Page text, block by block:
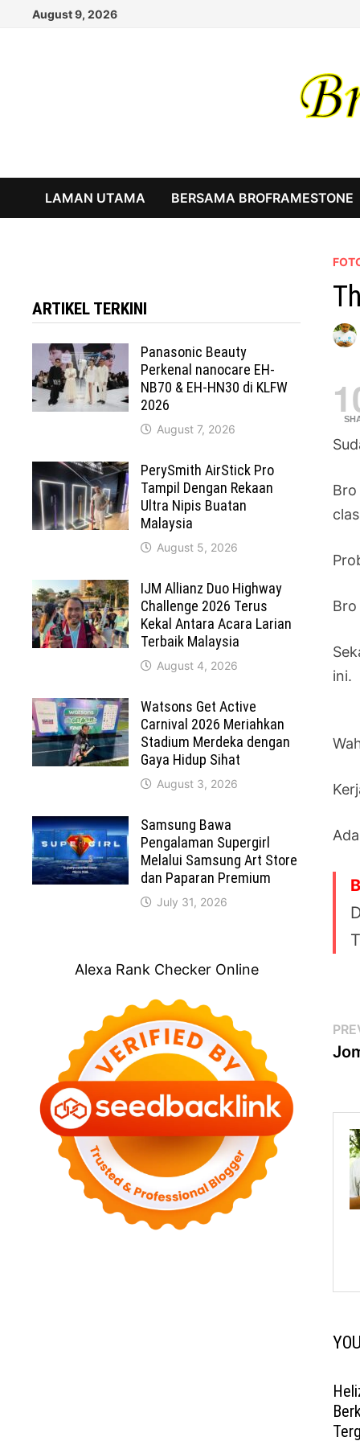
August 9, 2026
LAMAN UTAMA BERSAMA BROFRAMESTONE
ini.
ARTIKEL TERKINI
Panasonic Beauty
Perkenal nanocare EH-
NB70 & EH-HN30 di KLFW
2026
August 7, 2026
PerySmith AirStick Pro
Tampil Dengan Rekaan
Ultra Nipis Buatan
Malaysia
August 5, 2026
IJM Allianz Duo Highway
Challenge 2026 Terus
Kekal Antara Acara Larian
Terbaik Malaysia
August 4, 2026
Watsons Get Active
Carnival 2026 Meriahkan
Stadium Merdeka dengan
Gaya Hidup Sihat
August 3, 2026
Samsung Bawa
Pengalaman Supergirl
Melalui Samsung Art Store
dan Paparan Premium
July 31, 2026
Alexa Rank Checker Online